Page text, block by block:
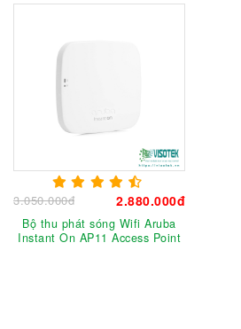
3.050.000đ 2.880.000đ
Bộ thu phát sóng Wifi Aruba
Instant On AP11 Access Point